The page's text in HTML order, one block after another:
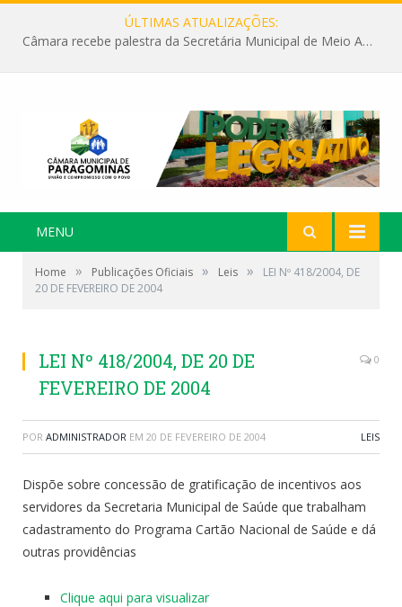
ÚLTIMAS ATUALIZAÇÕES:
Câmara recebe palestra da Secretária Municipal de Meio Ambiente sobre as ações da “SEMANA DO MEIO AMBIENTE”
MENU
Home » Publicações Oficiais » Leis »
LEI Nº 418/2004, DE
20 DE FEVEREIRO DE 2004
LEI Nº 418/2004, DE 20 DE
FEVEREIRO DE 2004
0
POR ADMINISTRADOR EM 20 DE FEVEREIRO DE 2004 LEIS
Dispõe sobre concessão de gratificação de incentivos aos
servidores da Secretaria Municipal de Saúde que trabalham
cadastramento do Programa Cartão Nacional de Saúde e dá
outras providências
Clique aqui para visualizar